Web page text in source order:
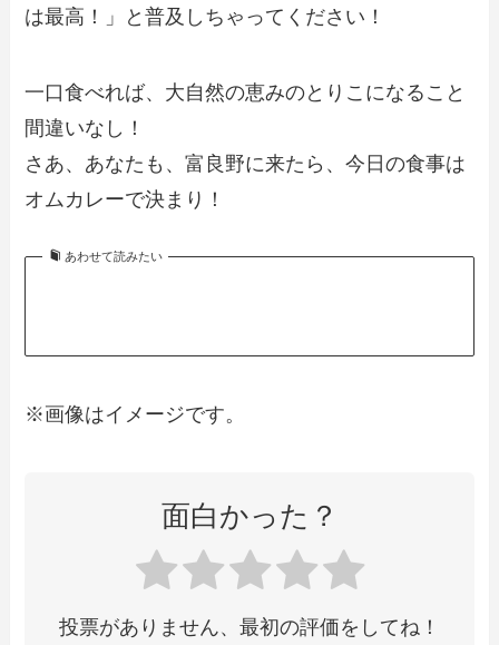
は最高！」と普及しちゃってください！
一口食べれば、大自然の恵みのとりこになること
間違いなし！
さあ、あなたも、富良野に来たら、今日の食事は
オムカレーで決まり！
あわせて読みたい
※画像はイメージです。
面白かった？
投票がありません、最初の評価をしてね！